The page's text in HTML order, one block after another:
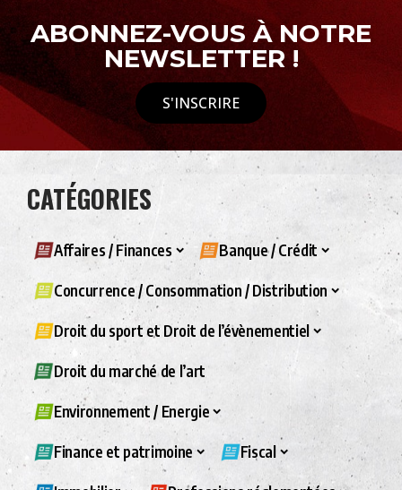
ABONNEZ-VOUS À NOTRE
NEWSLETTER !
S'INSCRIRE
CATÉGORIES
Affaires / Finances Banque / Crédit
Concurrence / Consommation / Distribution
Droit du sport et Droit de l’évènementiel
Droit du marché de l’art
Environnement / Energie
Finance et patrimoine Fiscal